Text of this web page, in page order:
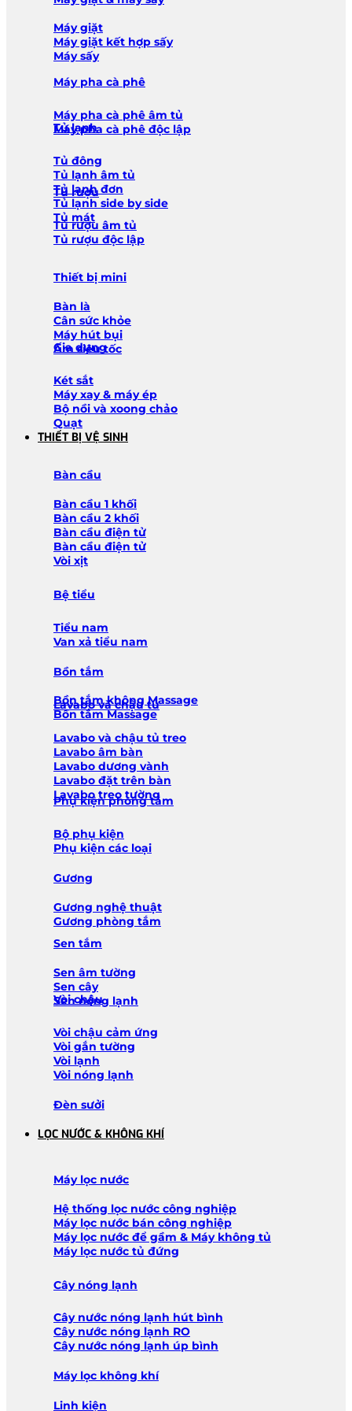
Máy giặt
Máy giặt kết hợp sấy
Máy sấy
Máy pha cà phê
Máy pha cà phê âm tủ
Máy pha cà phê độc lập
Tủ lạnh
Tủ đông
Tủ lạnh âm tủ
Tủ lạnh đơn
Tủ lạnh side by side
Tủ mát
Tủ rượu
Tủ rượu âm tủ
Tủ rượu độc lập
Thiết bị mini
Bàn là
Cân sức khỏe
Máy hút bụi
Ấm siêu tốc
Gia dụng
Két sắt
Máy xay & máy ép
Bộ nồi và xoong chảo
Quạt
THIẾT BỊ VỆ SINH
Bàn cầu
Bàn cầu 1 khối
Bàn cầu 2 khối
Bàn cầu điện tử
Bàn cầu điện tử
Vòi xịt
Bệ tiểu
Tiểu nam
Van xả tiểu nam
Bồn tắm
Bồn tắm không Massage
Bồn tắm Massage
Lavabo và chậu tủ
Lavabo và chậu tủ treo
Lavabo âm bàn
Lavabo dương vành
Lavabo đặt trên bàn
Lavabo treo tường
Phụ kiện phòng tắm
Bộ phụ kiện
Phụ kiện các loại
Gương
Gương nghệ thuật
Gương phòng tắm
Sen tắm
Sen âm tường
Sen cây
Sen nóng lạnh
Vòi chậu
Vòi chậu cảm ứng
Vòi gắn tường
Vòi lạnh
Vòi nóng lạnh
Đèn sưởi
LỌC NƯỚC & KHÔNG KHÍ
Máy lọc nước
Hệ thống lọc nước công nghiệp
Máy lọc nước bán công nghiệp
Máy lọc nước để gầm & Máy không tủ
Máy lọc nước tủ đứng
Cây nóng lạnh
Cây nước nóng lạnh hút bình
Cây nước nóng lạnh RO
Cây nước nóng lạnh úp bình
Máy lọc không khí
Linh kiện